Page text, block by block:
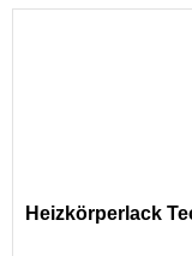
Heizkörperlack